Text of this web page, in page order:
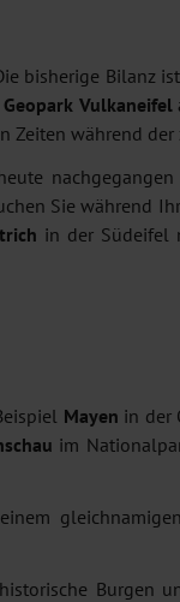
bisherige Bilanz
Geopark Vulkaneifel
Zeiten während
Sie während
in der Südeifel
Mayen in der
im
Burgen